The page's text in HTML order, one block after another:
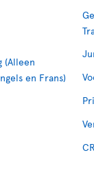
(Alleen
en Frans)